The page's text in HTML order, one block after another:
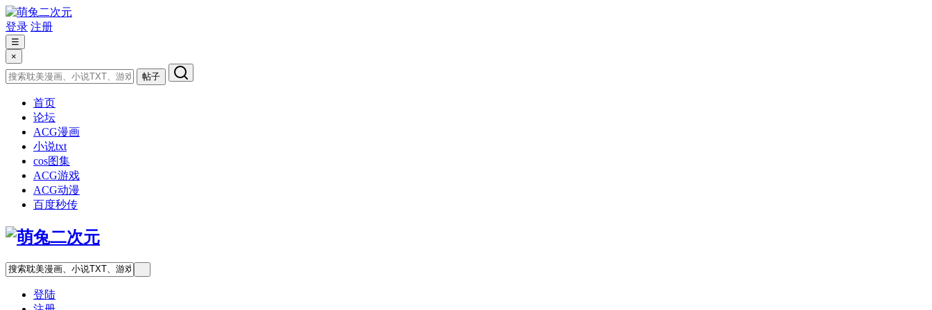
登录 注册
☰
×
帖子
首页
论坛
ACG漫画
小说txt
cos图集
ACG游戏
ACG动漫
百度秒传
登陆